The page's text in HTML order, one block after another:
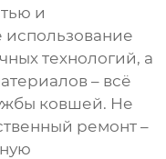
и
использование
технологий, а
– всё
ковшей. Не
ремонт –